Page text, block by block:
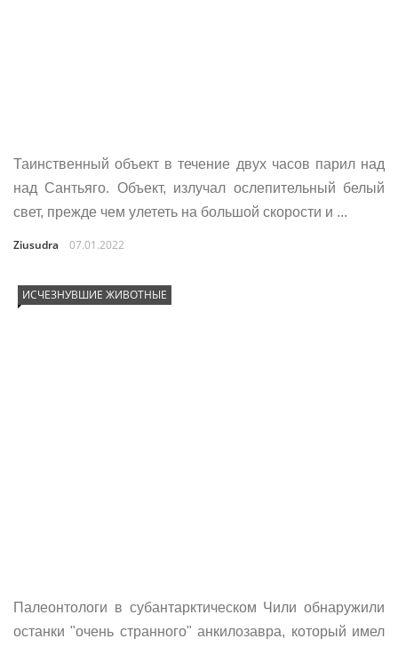
Таинственный объект в течение двух часов парил над
над Сантьяго. Объект, излучал ослепительный белый
свет, прежде чем улететь на большой скорости и ...
Ziusudra 07.01.2022
ИСЧЕЗНУВШИЕ ЖИВОТНЫЕ
Палеонтологи в субантарктическом Чили обнаружили
останки "очень странного" анкилозавра, который имел